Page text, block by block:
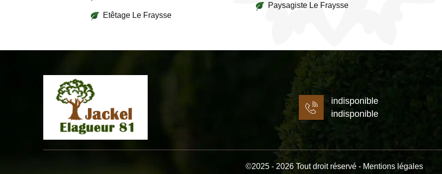
Etêtage Le Fraysse
Paysagiste Le Fraysse
indisponible
indisponible
©2025 - 2026 Tout droit réservé - Mentions légales